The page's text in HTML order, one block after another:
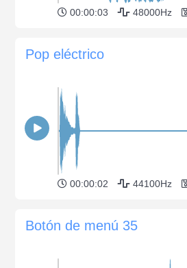
00:00:03 48000Hz
Pop eléctrico
00:00:02 44100Hz
Botón de menú 35